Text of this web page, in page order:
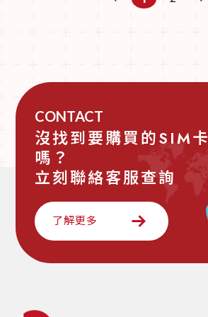
CONTACT
沒找到要購買的SIM卡
嗎？
立刻聯絡客服查詢
了解更多